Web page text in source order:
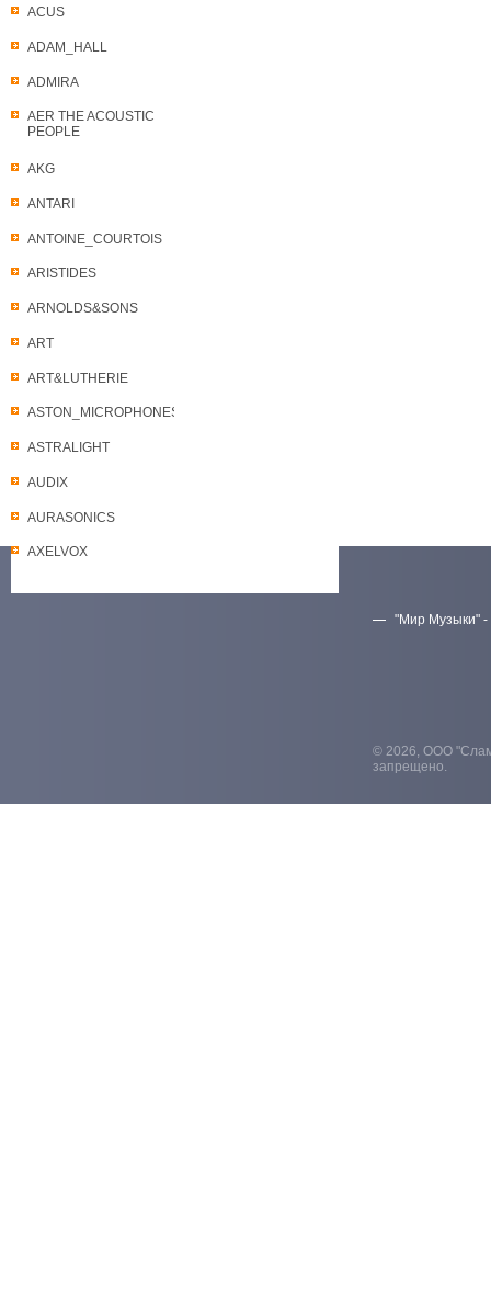
ACUS
ADAM_HALL
ADMIRA
AER THE ACOUSTIC
PEOPLE
AKG
ANTARI
ANTOINE_COURTOIS
ARISTIDES
ARNOLDS&SONS
ART
ART&LUTHERIE
ASTON_MICROPHONES
ASTRALIGHT
AUDIX
AURASONICS
AXELVOX
"Мир Музыки" -
© 2026, ООО
запрещено.